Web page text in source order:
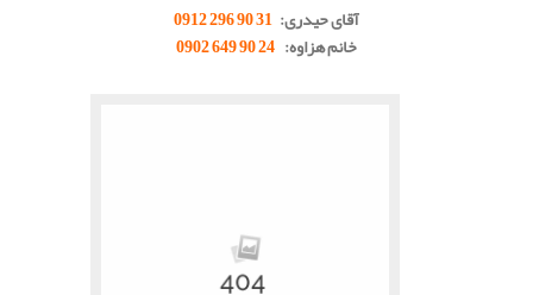
آقای حیدری: 31 90 296 0912
خانم هزاوه: 24 90 649 0902